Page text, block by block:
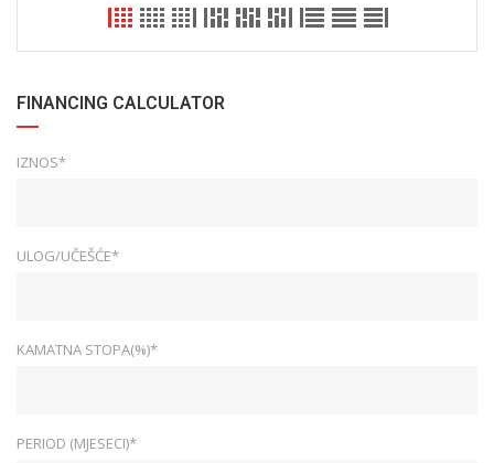
FINANCING CALCULATOR
IZNOS*
ULOG/UČEŠĆE*
KAMATNA STOPA(%)*
PERIOD (MJESECI)*